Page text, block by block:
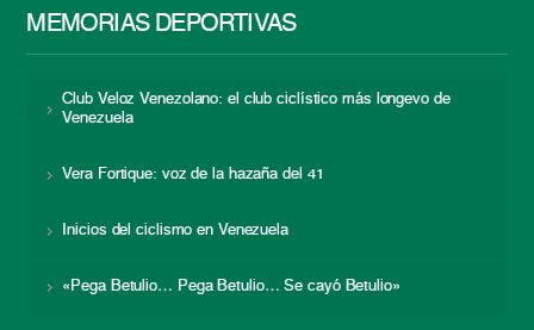
MEMORIAS DEPORTIVAS
Club Veloz Venezolano: el club ciclístico más longevo de
Venezuela
Vera Fortique: voz de la hazaña del 41
Inicios del ciclismo en Venezuela
«Pega Betulio… Pega Betulio… Se cayó Betulio»